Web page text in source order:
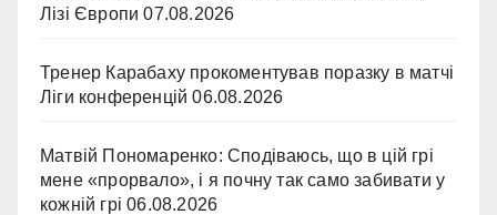
Лізі Європи 07.08.2026
Тренер Карабаху прокоментував поразку в матчі
Ліги конференцій 06.08.2026
Матвій Пономаренко: Сподіваюсь, що в цій грі
мене «прорвало», і я почну так само забивати у
кожній грі 06.08.2026